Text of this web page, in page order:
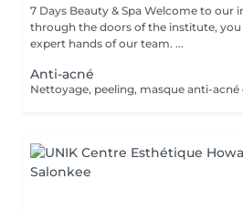
7 Days Beauty & Spa Welcome to our institute, By walking
through the doors of the institute,
expert hands of our team. ...
Anti-acné
Nettoyage, peeling, masque anti-acné